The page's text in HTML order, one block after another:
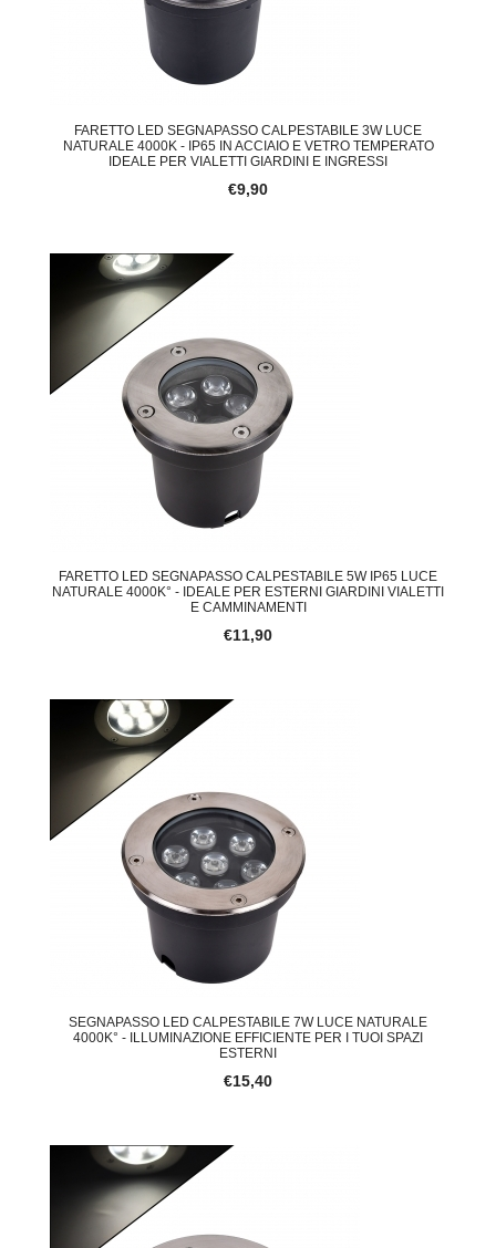
FARETTO LED SEGNAPASSO CALPESTABILE 3W LUCE
NATURALE 4000K - IP65 IN ACCIAIO E VETRO TEMPERATO
IDEALE PER VIALETTI GIARDINI E INGRESSI
€9,90
FARETTO LED SEGNAPASSO CALPESTABILE 5W IP65 LUCE
NATURALE 4000K° - IDEALE PER ESTERNI GIARDINI VIALETTI
E CAMMINAMENTI
€11,90
SEGNAPASSO LED CALPESTABILE 7W LUCE NATURALE
4000K° - ILLUMINAZIONE EFFICIENTE PER I TUOI SPAZI
ESTERNI
€15,40